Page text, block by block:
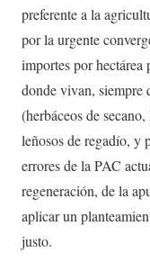
preferente a la
por la urgente
importes por hectárea
donde vivan, siempre
(herbáceos de
leñosos de regadío, y
errores de la PAC
regeneración, de la
aplicar un
justo.